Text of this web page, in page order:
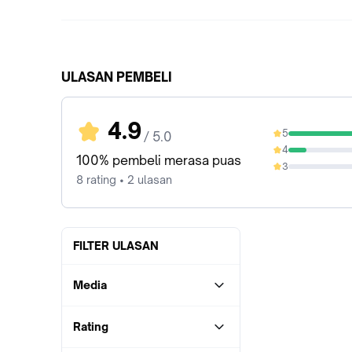
ULASAN PEMBELI
4.9 / 5.0
100% pembeli merasa puas
8 rating • 2 ulasan
5
87.5%
4
12.5%
3
0%
FILTER ULASAN
Media
Rating